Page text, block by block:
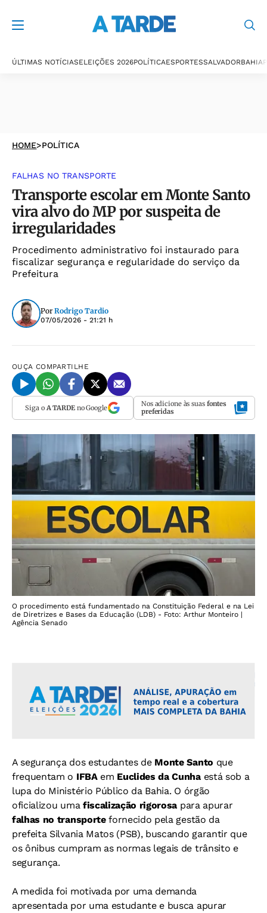
ÚLTIMAS NOTÍCIASELEIÇÕES 2026POLÍTICAESPORTESSALVADORBAHIA
HOME>POLÍTICA
FALHAS NO TRANSPORTE
Transporte escolar em Monte Santo
vira alvo do MP por suspeita de
irregularidades
Procedimento administrativo foi instaurado para
fiscalizar segurança e regularidade do serviço da
Prefeitura
Por Rodrigo Tardio
07/05/2026 - 21:21 h
OUÇA COMPARTILHE
Siga o A TARDEno Google Nos adicione às suas fontes
preferidas
O procedimento está fundamentado na Constituição Federal e na Lei
de Diretrizes e Bases da Educação (LDB) - Foto: Arthur Monteiro |
Agência Senado
A segurança dos estudantes de Monte Santo que
frequentam o IFBA em Euclides da Cunha está sob a
lupa do Ministério Público da Bahia. O órgão
oficializou uma fiscalização rigorosa para apurar
falhas no transportefornecido pela gestão da
prefeita Silvania Matos (PSB), buscando garantir que
os ônibus cumpram as normas legais de trânsito e
segurança.
A medida foi motivada por uma demanda
apresentada por uma estudante e busca apurar